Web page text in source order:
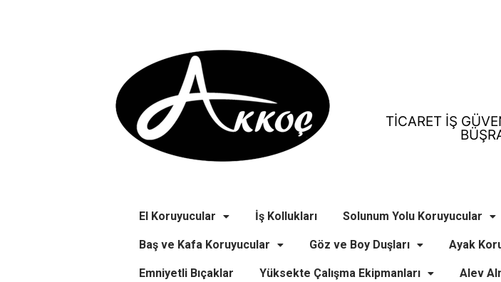
TİCARET İŞ
El Koruyucular İş Kollukları Solunum Yolu Koruyucular
Baş ve Kafa Koruyucular Göz ve Boy Duşları Ayak
Emniyetli Bıçaklar Yüksekte Çalışma Ekipmanları Alev